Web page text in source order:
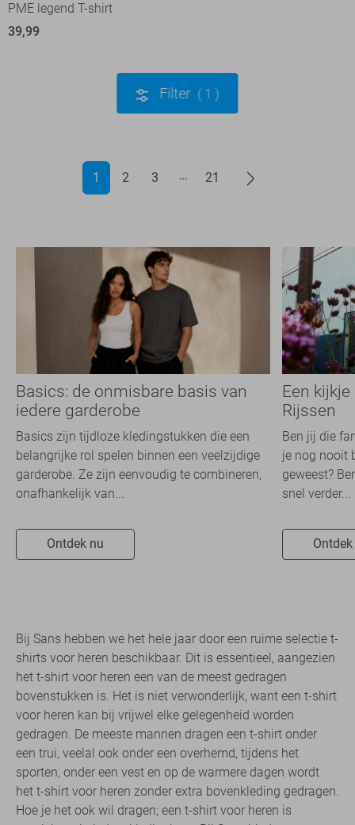
PME legend T-shirt
39,99
Filter 1
1 2 3 21
Basics: de onmisbare basis van
iedere garderobe
Basics zijn tijdloze kledingstukken die een
belangrijke rol spelen binnen een veelzijdige
garderobe. Ze zijn eenvoudig te combineren,
onafhankelijk van...
Ontdek nu
Een
Rijssen
Ben jij die
je nog nooit
geweest?
snel verder...
Bij Sans hebben we het hele jaar door een ruime selectie t-
shirts voor heren beschikbaar. Dit is essentieel, aangezien
het t-shirt voor heren een van de meest gedragen
bovenstukken is. Het is niet verwonderlijk, want een t-shirt
voor heren kan bij vrijwel elke gelegenheid worden
gedragen. De meeste mannen dragen een t-shirt onder
een trui, veelal ook onder een overhemd, tijdens het
sporten, onder een vest en op de warmere dagen wordt
het t-shirt voor heren zonder extra bovenkleding gedragen.
Hoe je het ook wil dragen; een t-shirt voor heren is